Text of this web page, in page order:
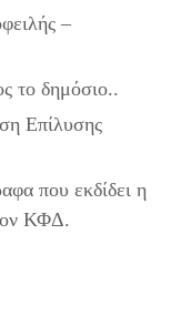
–
το δημόσιο..
Επίλυσης
που εκδίδει η
ΚΦΔ.